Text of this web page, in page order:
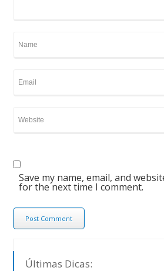
Save my name, email, and
for the next time I comment.
Últimas Dicas: